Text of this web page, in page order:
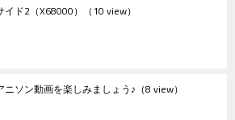
ド2（X68000） （10 view）
ニソン動画を楽しみましょう♪ （8 view）